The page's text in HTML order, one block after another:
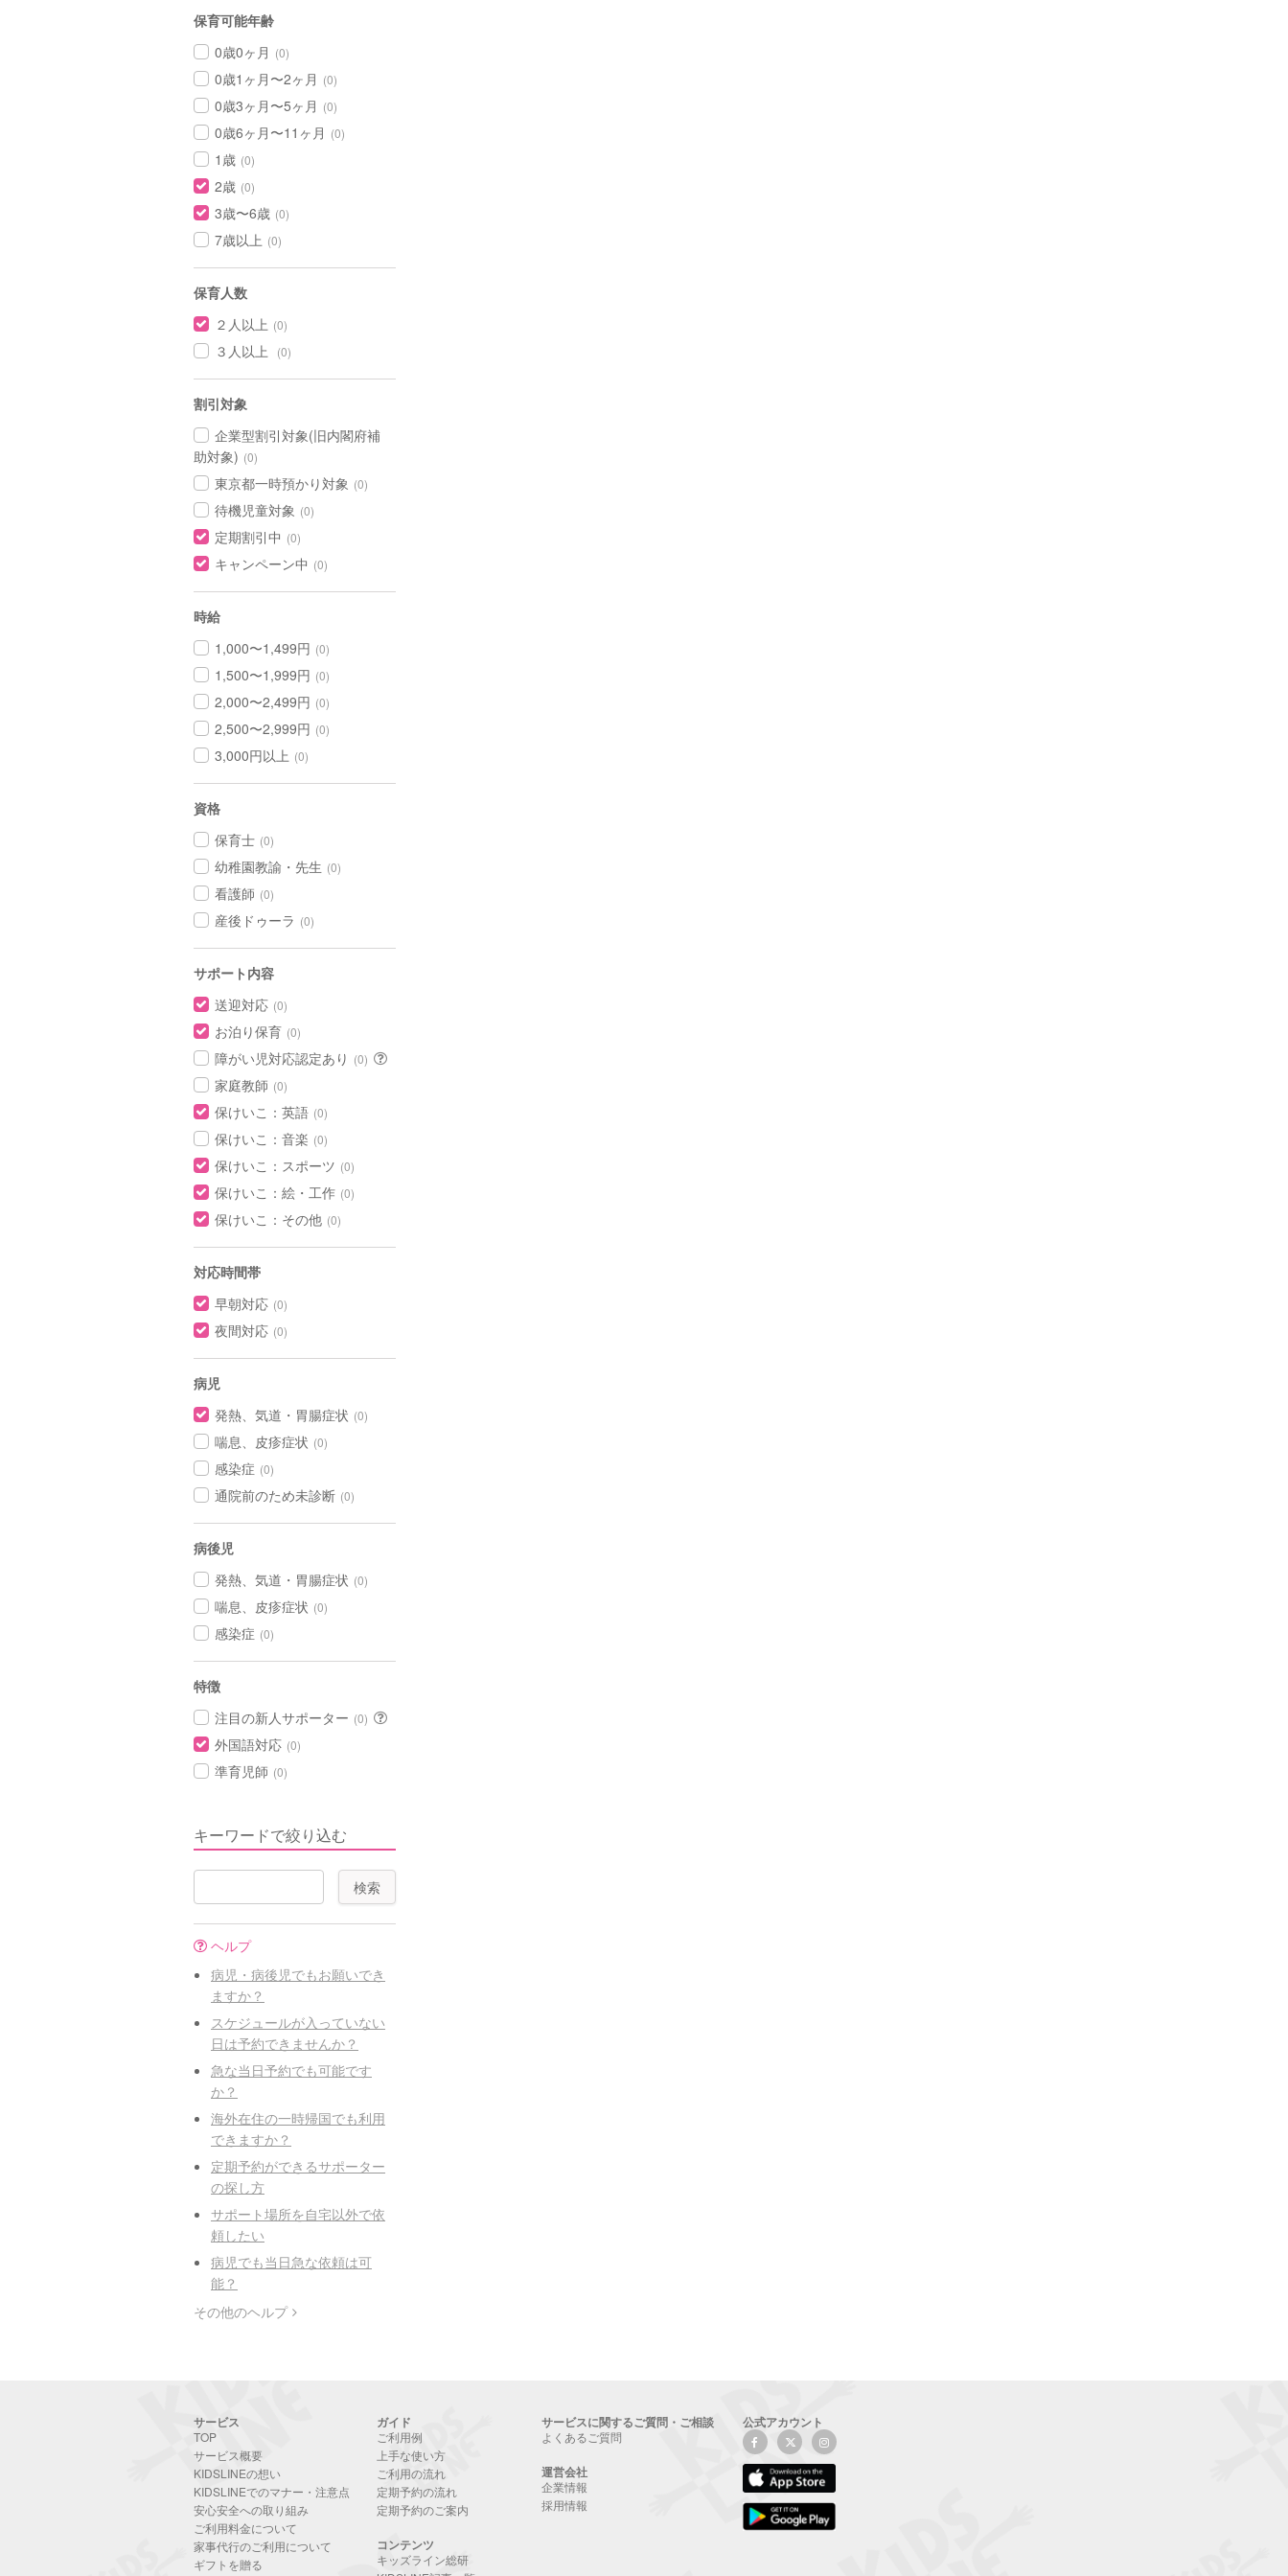
保育可能年齢
0歳0ヶ月 (0)
0歳1ヶ月〜2ヶ月 (0)
0歳3ヶ月〜5ヶ月 (0)
0歳6ヶ月〜11ヶ月 (0)
1歳 (0)
2歳 (0)
3歳〜6歳 (0)
7歳以上 (0)
保育人数
２人以上 (0)
３人以上 (0)
割引対象
企業型割引対象(旧内閣府補
助対象) (0)
東京都一時預かり対象 (0)
待機児童対象 (0)
定期割引中 (0)
キャンペーン中 (0)
時給
1,000〜1,499円 (0)
1,500〜1,999円 (0)
2,000〜2,499円 (0)
2,500〜2,999円 (0)
3,000円以上 (0)
資格
保育士 (0)
幼稚園教諭・先生 (0)
看護師 (0)
産後ドゥーラ (0)
サポート内容
送迎対応 (0)
お泊り保育 (0)
障がい児対応認定あり (0)
家庭教師 (0)
保けいこ：英語 (0)
保けいこ：音楽 (0)
保けいこ：スポーツ (0)
保けいこ：絵・工作 (0)
保けいこ：その他 (0)
対応時間帯
早朝対応 (0)
夜間対応 (0)
病児
発熱、気道・胃腸症状 (0)
喘息、皮疹症状 (0)
感染症 (0)
通院前のため未診断 (0)
病後児
発熱、気道・胃腸症状 (0)
喘息、皮疹症状 (0)
感染症 (0)
特徴
注目の新人サポーター (0)
外国語対応 (0)
準育児師 (0)
キーワードで絞り込む
ヘルプ
病児・病後児でもお願いでき
ますか？
スケジュールが入っていない
日は予約できませんか？
急な当日予約でも可能です
か？
海外在住の一時帰国でも利用
できますか？
定期予約ができるサポーター
の探し方
サポート場所を自宅以外で依
頼したい
病児でも当日急な依頼は可
能？
その他のヘルプ
サービス
TOP
サービス概要
KIDSLINEの想い
KIDSLINEでのマナー・注意点
安心安全への取り組み
ご利用料金について
家事代行のご利用について
ギフトを贈る
ガイド
ご利用例
上手な使い方
ご利用の流れ
定期予約の流れ
定期予約のご案内
コンテンツ
キッズライン総研
サービスに関するご質問・ご相談
よくあるご質問
運営会社
企業情報
採用情報
公式アカウント